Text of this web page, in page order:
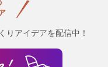
りアイデアを配信中！